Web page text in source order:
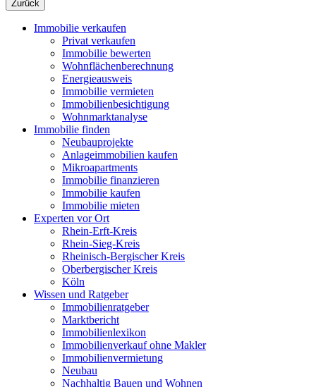
Zurück
Immobilie verkaufen
Privat verkaufen
Immobilie bewerten
Wohnflächenberechnung
Energieausweis
Immobilie vermieten
Immobilienbesichtigung
Wohnmarktanalyse
Immobilie finden
Neubauprojekte
Anlageimmobilien kaufen
Mikroapartments
Immobilie finanzieren
Immobilie kaufen
Immobilie mieten
Experten vor Ort
Rhein-Erft-Kreis
Rhein-Sieg-Kreis
Rheinisch-Bergischer Kreis
Oberbergischer Kreis
Köln
Wissen und Ratgeber
Immobilienratgeber
Marktbericht
Immobilienlexikon
Immobilienverkauf ohne Makler
Immobilienvermietung
Neubau
Nachhaltig Bauen und Wohnen